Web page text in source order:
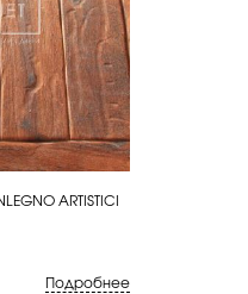
ARTISTICI
Подробнее